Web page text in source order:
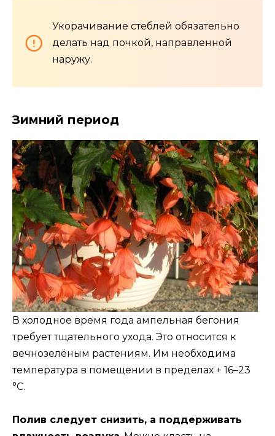
Укорачивание стеблей обязательно
делать над почкой, направленной
наружу.
Зимний период
В холодное время года ампельная бегония
требует тщательного ухода. Это относится к
вечнозелёным растениям. Им необходима
температура в помещении в пределах + 16–23
°C.
Полив следует снизить, а поддерживать